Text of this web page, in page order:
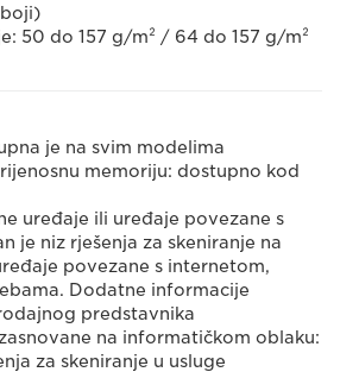
50 do 157 g/m² / 64 do 157 g/m²
je na svim modelima
memoriju: dostupno kod
uređaje ili uređaje povezane s
je niz rješenja za skeniranje na
povezane s internetom,
Dodatne informacije
predstavnika
na informatičkom oblaku:
za skeniranje u usluge